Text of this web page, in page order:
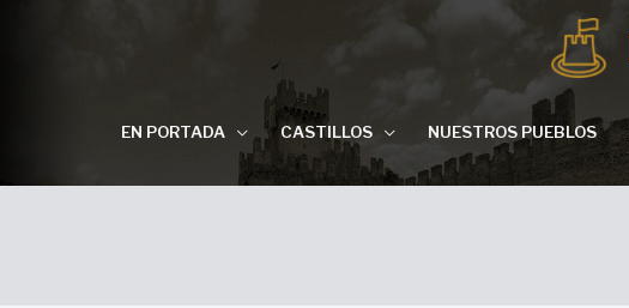
EN PORTADA CASTILLOS NUESTROS PUEBLOS